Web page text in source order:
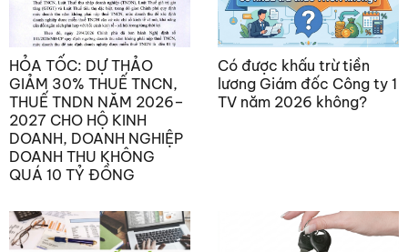
HỎA TỐC: DỰ THẢO
GIẢM 30% THUẾ TNCN,
THUẾ TNDN NĂM 2026–
2027 CHO HỘ KINH
DOANH, DOANH NGHIỆP
DOANH THU KHÔNG
QUÁ 10 TỶ ĐỒNG
Có được khấu trừ tiền
lương Giám đốc Công ty 1
TV năm 2026 không?